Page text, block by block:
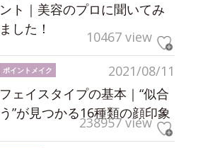
ント｜美容のプロに聞いてみ
ました！
10467 view
2021/08/11
ポイントメイク
フェイスタイプの基本｜“似合
う”が見つかる16種類の顔印象
238957 view